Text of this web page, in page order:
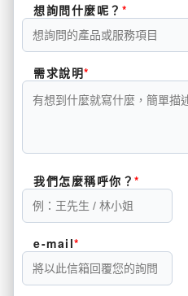
想詢問什麼呢？
需求說明
我們怎麼稱呼你？
e-mail